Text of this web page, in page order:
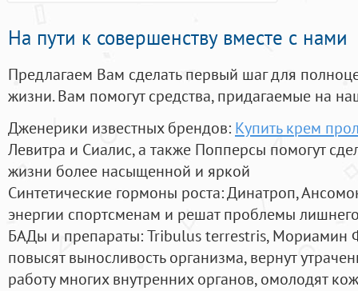
На пути к совершенству вместе с нами
Предлагаем Вам сделать первый шаг для
жизни. Вам помогут средства, придагаемые на
Дженерики известных брендов: Купить крем
Левитра и Сиалис, а также Попперсы помогут
жизни более насыщенной и яркой
Синтетические гормоны роста: Динатроп,
энергии спортсменам и решат проблемы
БАДы и препараты:Tribulus terrestris, Мориамин
повысят выносливость организма, вернут
работу многих внутренних органов, омолодят